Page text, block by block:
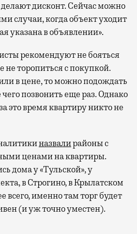
делают дисконт. Сейчас можно
случаи, когда объект уходит
указана в объявлении».
рекомендуют не бояться
не торопиться с покупкой.
в цене, то можно подождать
позвонить еще раз. Однако
это время квартиру никто не
назвалирайоны с
ценами на квартиры.
дома у «Тульской», у
в Строгино, в Крылатском
всего, именно там торг будет
(и уж точно уместен).